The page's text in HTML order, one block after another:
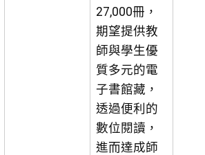
27,000冊，
期望提供教
師與學生優
質多元的電
子書館藏，
透過便利的
數位閱讀，
進而達成師